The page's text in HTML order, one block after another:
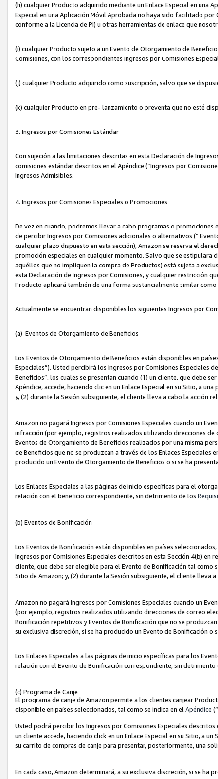
(h) cualquier Producto adquirido mediante un Enlace Especial en una
Especial en una Aplicación Móvil Aprobada no haya sido facilitado
conforme a la Licencia de PI) u otras herramientas de enlace que
(i) cualquier Producto sujeto a un Evento de Otorgamiento de
Comisiones, con los correspondientes Ingresos por Comisiones
(j) cualquier Producto adquirido como suscripción, salvo que se
(k) cualquier Producto en pre- lanzamiento o preventa que no esté
3. Ingresos por Comisiones Estándar
Con sujeción a las limitaciones descritas en esta Declaración de
comisiones estándar descritos en el Apéndice (“Ingresos por
Ingresos Admisibles.
4. Ingresos por Comisiones Especiales o Promociones
De vez en cuando, podremos llevar a cabo programas o
de percibir Ingresos por Comisiones adicionales o alternativos (“
cualquier plazo dispuesto en esta sección), Amazon se reserva el
promoción especiales en cualquier momento. Salvo que se
aquéllos que no impliquen la compra de Productos) está sujeta a
esta Declaración de Ingresos por Comisiones, y cualquier restricción
Producto aplicará también de una forma sustancialmente similar
Actualmente se encuentran disponibles los siguientes Ingresos por
(a) Eventos de Otorgamiento de Beneficios
Los Eventos de Otorgamiento de Beneficios están disponibles en
Especiales”). Usted percibirá los Ingresos por Comisiones Especiales
Beneficios”, los cuales se presentan cuando (1) un cliente, que debe
Apéndice, accede, haciendo clic en un Enlace Especial en su Sitio, a
y, (2) durante la Sesión subsiguiente, el cliente lleva a cabo la acción
Amazon no pagará Ingresos por Comisiones Especiales cuando un
infracción (por ejemplo, registros realizados utilizando direcciones
Eventos de Otorgamiento de Beneficios realizados por una misma
de Beneficios que no se produzcan a través de los Enlaces Especiales
producido un Evento de Otorgamiento de Beneficios o si se ha
Los Enlaces Especiales a las páginas de inicio específicas para el
relación con el beneficio correspondiente, sin detrimento de los
(b) Eventos de Bonificación
Los Eventos de Bonificación están disponibles en países
Ingresos por Comisiones Especiales descritos en esta Sección 4(b) en
cliente, que debe ser elegible para el Evento de Bonificación tal como
Sitio de Amazon; y, (2) durante la Sesión subsiguiente, el cliente lleva
Amazon no pagará Ingresos por Comisiones Especiales cuando un
(por ejemplo, registros realizados utilizando direcciones de correo
Bonificación repetitivos y Eventos de Bonificación que no se
su exclusiva discreción, si se ha producido un Evento de Bonificación
Los Enlaces Especiales a las páginas de inicio específicas para los
relación con el Evento de Bonificación correspondiente, sin
(c) Programa de Canje
El programa de canje de Amazon permite a los clientes canjear
disponible en países seleccionados, tal como se indica en el Apéndice
Usted podrá percibir los Ingresos por Comisiones Especiales
un cliente accede, haciendo click en un Enlace Especial en su Sitio, a
su carrito de compras de canje para presentar, posteriormente, una
En cada caso, Amazon determinará, a su exclusiva discreción, si se